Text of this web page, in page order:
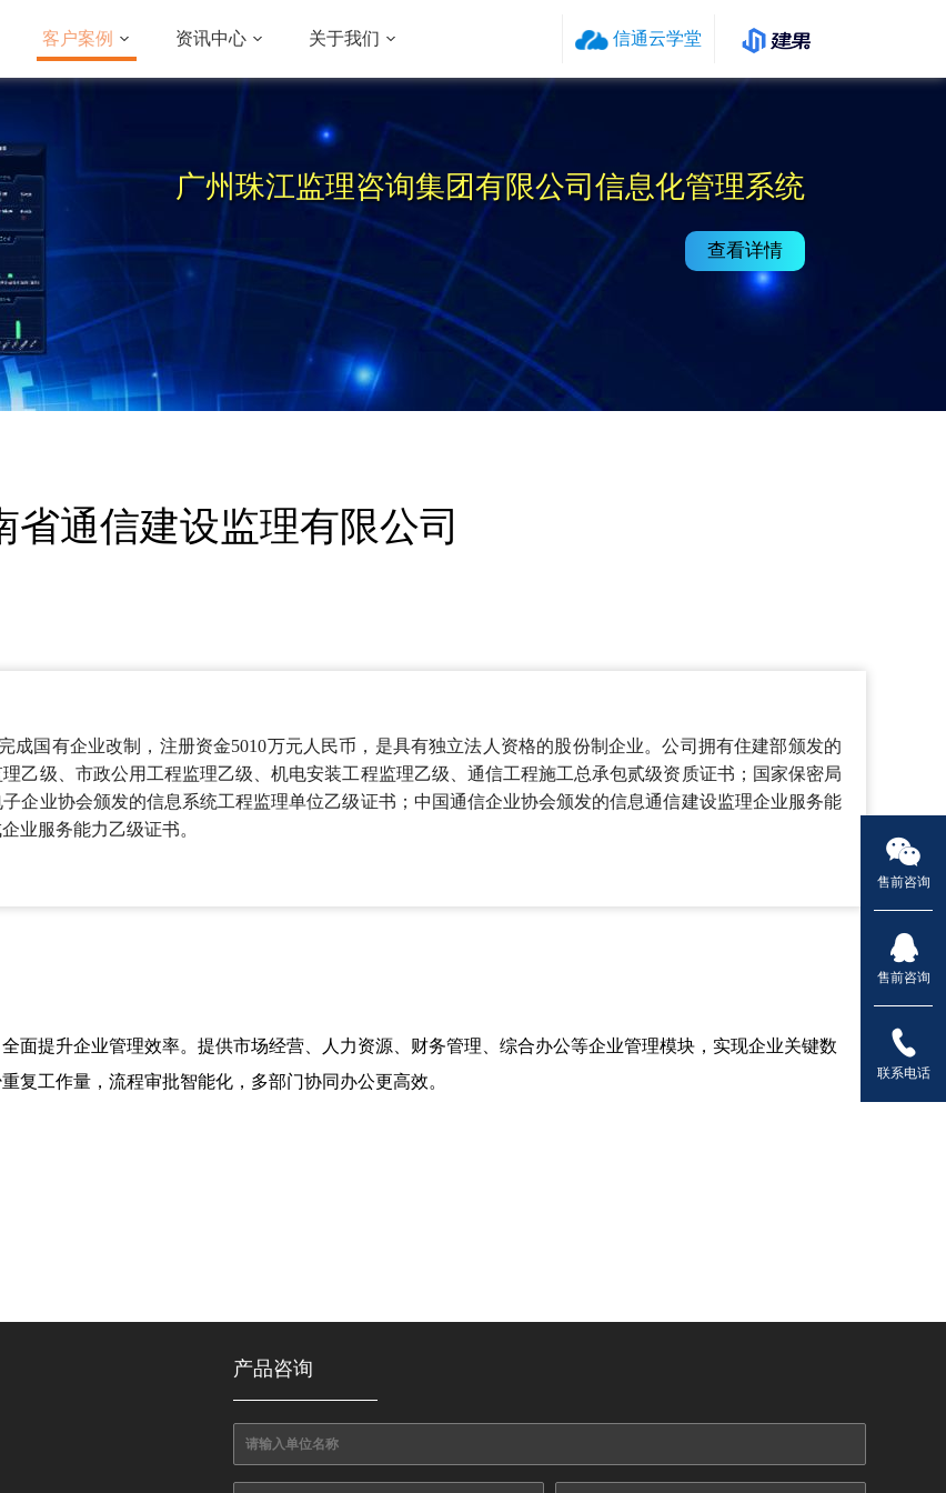
客户案例 资讯中心 关于我们 信通云学堂
广州珠江监理咨询集团有限公司信息化管理系统
查看详情
省通信建设监理有限公司
成国有企业改制，注册资金5010万元人民币，是具有独立法人资格的股份制企业。公司拥有住建部颁发的
乙级、市政公用工程监理乙级、机电安装工程监理乙级、通信工程施工总承包贰级资质证书；国家保密局
企业协会颁发的信息系统工程监理单位乙级证书；中国通信企业协会颁发的信息通信建设监理企业服务能
业服务能力乙级证书。
面提升企业管理效率。提供市场经营、人力资源、财务管理、综合办公等企业管理模块，实现企业关键数
复工作量，流程审批智能化，多部门协同办公更高效。
产品咨询
售前咨询
售前咨询
联系电话